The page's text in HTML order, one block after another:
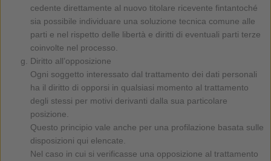
cedente direttamente al nuovo titolare ricevente fintantoché
sia possibile individuare una soluzione tecnica comune alle
parti e nel rispetto delle libertà e diritti di eventuali parti terze
coinvolte nel processo.
Diritto all’opposizione
Ogni soggetto interessato dal trattamento dei dati personali
ha il diritto di opporsi in qualsiasi momento al trattamento
degli stessi per motivi derivanti dalla sua particolare
posizione.
Questo principio vale anche per una profilazione basata sulle
disposizioni qui elencate.
Nel caso in cui si verificasse una opposizione al trattamento